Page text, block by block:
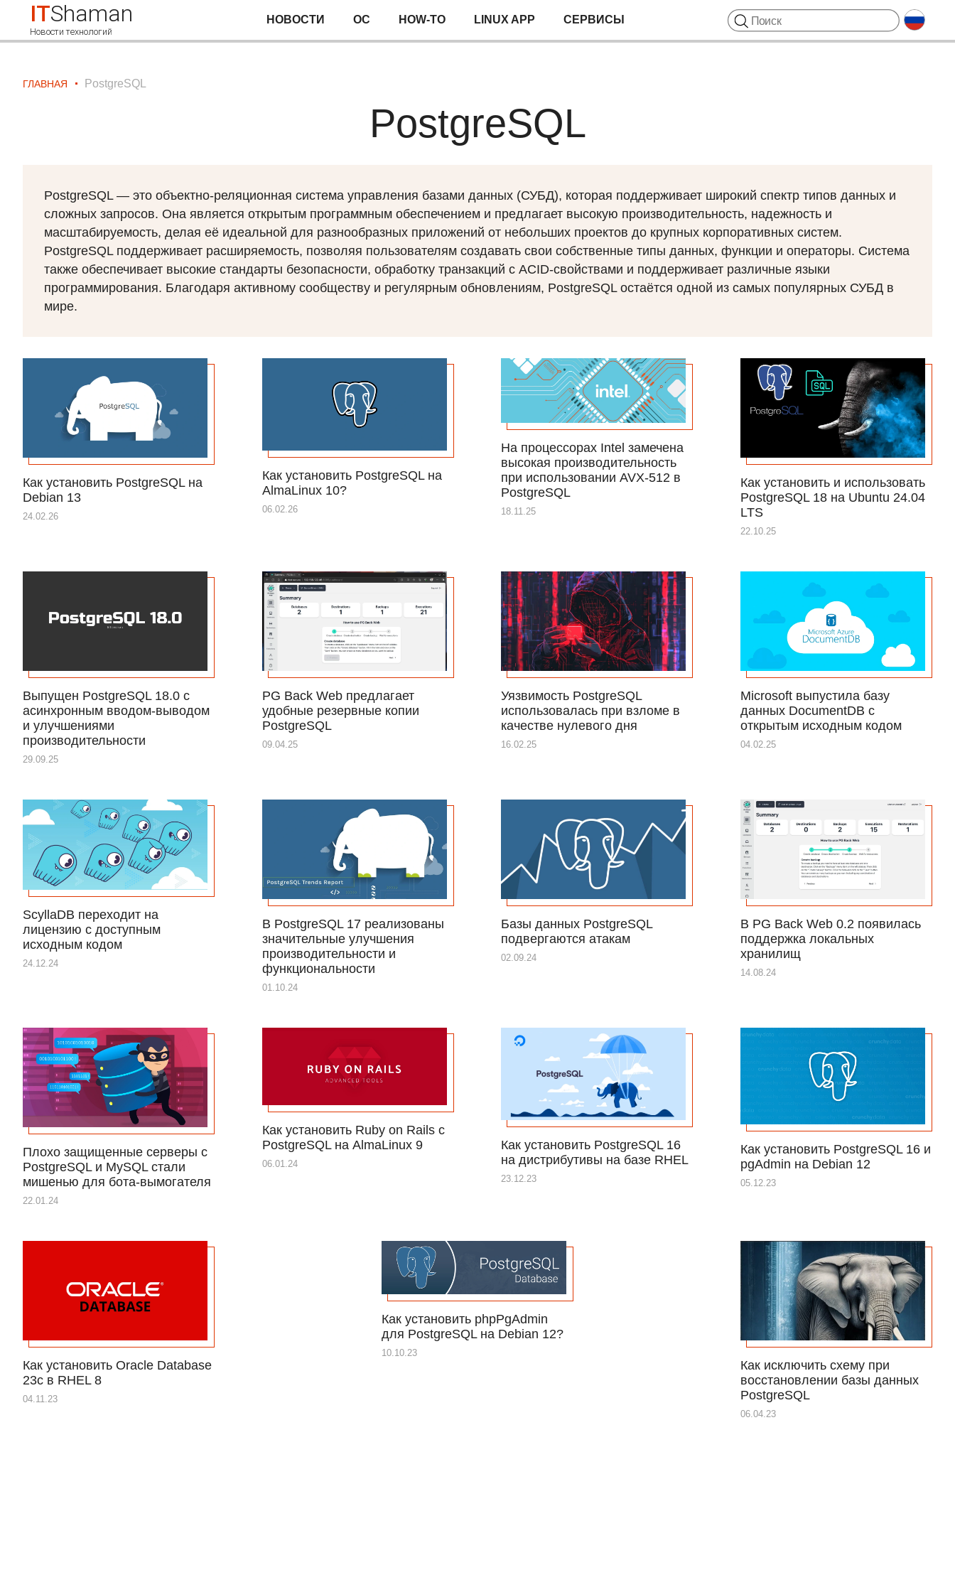
ITShaman
Новости технологий
НОВОСТИ ОС HOW-TO LINUX APP СЕРВИСЫ
ГЛАВНАЯ PostgreSQL
PostgreSQL
PostgreSQL — это объектно-реляционная система управления базами данных (СУБД), которая поддерживает широкий спектр типов данных и
сложных запросов. Она является открытым программным обеспечением и предлагает высокую производительность, надежность и
масштабируемость, делая её идеальной для разнообразных приложений от небольших проектов до крупных корпоративных систем.
PostgreSQL поддерживает расширяемость, позволяя пользователям создавать свои собственные типы данных, функции и операторы. Система
также обеспечивает высокие стандарты безопасности, обработку транзакций с ACID-свойствами и поддерживает различные языки
программирования. Благодаря активному сообществу и регулярным обновлениям, PostgreSQL остаётся одной из самых популярных СУБД в
мире.
Как установить PostgreSQL на
Debian 13
24.02.26
Как установить PostgreSQL на
AlmaLinux 10?
06.02.26
На процессорах Intel замечена
высокая производительность
при использовании AVX-512 в
PostgreSQL
18.11.25
Как установить и использовать
PostgreSQL 18 на Ubuntu 24.04
LTS
22.10.25
Выпущен PostgreSQL 18.0 с
асинхронным вводом-выводом
и улучшениями
производительности
29.09.25
PG Back Web предлагает
удобные резервные копии
PostgreSQL
09.04.25
Уязвимость PostgreSQL
использовалась при взломе в
качестве нулевого дня
16.02.25
Microsoft выпустила базу
данных DocumentDB с
открытым исходным кодом
04.02.25
ScyllaDB переходит на
лицензию с доступным
исходным кодом
24.12.24
В PostgreSQL 17 реализованы
значительные улучшения
производительности и
функциональности
01.10.24
Базы данных PostgreSQL
подвергаются атакам
02.09.24
В PG Back Web 0.2 появилась
поддержка локальных
хранилищ
14.08.24
Плохо защищенные серверы с
PostgreSQL и MySQL стали
мишенью для бота-вымогателя
22.01.24
Как установить Ruby on Rails с
PostgreSQL на AlmaLinux 9
06.01.24
Как установить PostgreSQL 16
на дистрибутивы на базе RHEL
23.12.23
Как установить PostgreSQL 16 и
pgAdmin на Debian 12
05.12.23
Как установить Oracle Database
23c в RHEL 8
04.11.23
Как установить phpPgAdmin
для PostgreSQL на Debian 12?
10.10.23
Как исключить схему при
восстановлении базы данных
PostgreSQL
06.04.23